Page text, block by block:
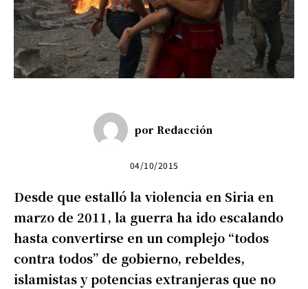
por Redacción
04/10/2015
Desde que estalló la violencia en Siria en
marzo de 2011, la guerra ha ido escalando
hasta convertirse en un complejo “todos
contra todos” de gobierno, rebeldes,
islamistas y potencias extranjeras que no